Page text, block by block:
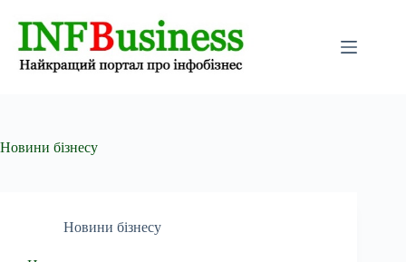
Новини бізнесу
Новини бізнесу